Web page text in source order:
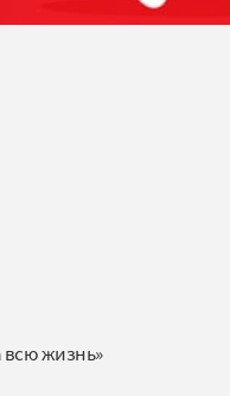
всю жизнь»